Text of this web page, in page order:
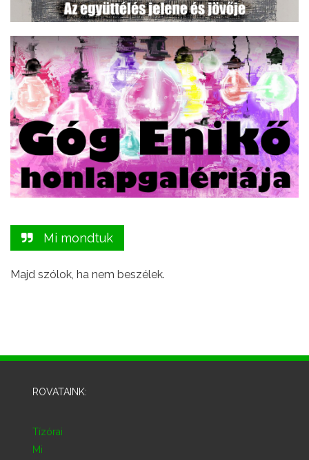
Mi mondtuk
Majd szólok, ha nem beszélek.
ROVATAINK:
Tízórai
Mi